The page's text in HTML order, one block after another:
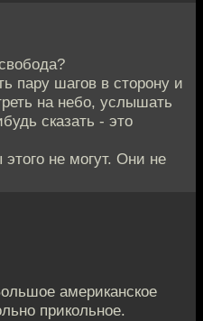
пару шагов в сторону и
на небо, услышать
сказать - это
не могут. Они не
американское
прикольное.